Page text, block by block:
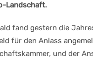
Landschaft.
fand gestern die
für den Anlass
und der